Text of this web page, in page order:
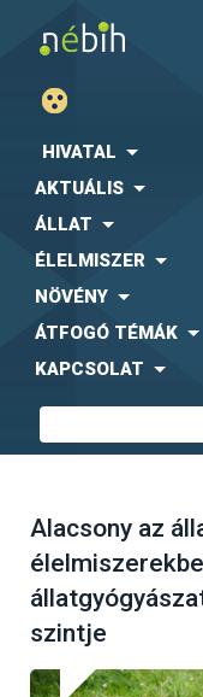
HIVATAL
AKTUÁLIS
ÁLLAT
ÉLELMISZER
NÖVÉNY
ÁTFOGÓ TÉMÁK
KAPCSOLAT
Alacsony az
szintje